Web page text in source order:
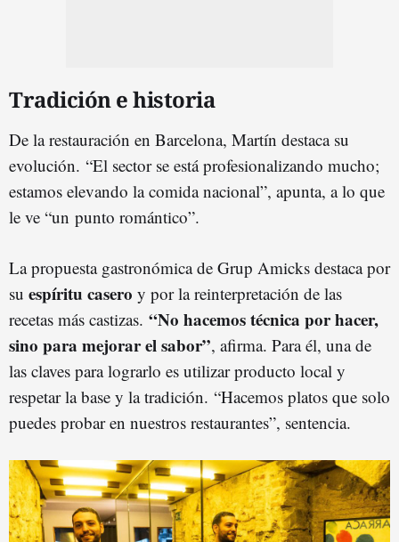
Tradición e historia
De la restauración en Barcelona, Martín destaca su
evolución. “El sector se está profesionalizando mucho;
estamos elevando la comida nacional”, apunta, a lo que
le ve “un punto romántico”.
La propuesta gastronómica de Grup Amicks destaca por
su espíritu casero y por la reinterpretación de las
recetas más castizas. “No hacemos técnica por hacer,
sino para mejorar el sabor”, afirma. Para él, una de
las claves para lograrlo es utilizar producto local y
respetar la base y la tradición. “Hacemos platos que solo
puedes probar en nuestros restaurantes”, sentencia.